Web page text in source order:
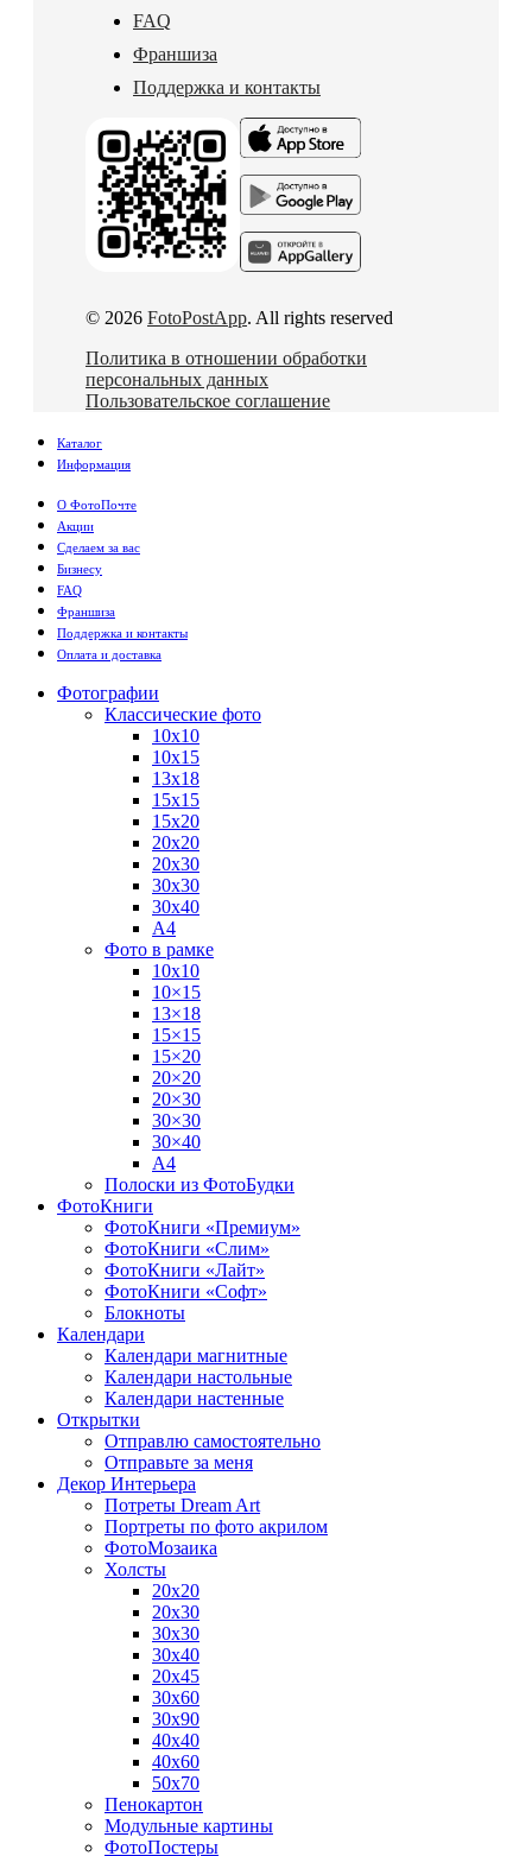
FAQ
Франшиза
Поддержка и контакты
© 2026 FotoPostApp. All rights reserved
Политика в отношении обработки
персональных данных
Пользовательское соглашение
Каталог
Информация
О ФотоПочте
Акции
Сделаем за вас
Бизнесу
FAQ
Франшиза
Поддержка и контакты
Оплата и доставка
Фотографии
Классические фото
10х10
10х15
13х18
15х15
15х20
20х20
20х30
30х30
30х40
А4
Фото в рамке
10х10
10×15
13×18
15×15
15×20
20×20
20×30
30×30
30×40
A4
Полоски из ФотоБудки
ФотоКниги
ФотоКниги «Премиум»
ФотоКниги «Слим»
ФотоКниги «Лайт»
ФотоКниги «Софт»
Блокноты
Календари
Календари магнитные
Календари настольные
Календари настенные
Открытки
Отправлю самостоятельно
Отправьте за меня
Декор Интерьера
Потреты Dream Art
Портреты по фото акрилом
ФотоМозаика
Холсты
20х20
20х30
30х30
30х40
20х45
30х60
30х90
40х40
40х60
50х70
Пенокартон
Модульные картины
ФотоПостеры